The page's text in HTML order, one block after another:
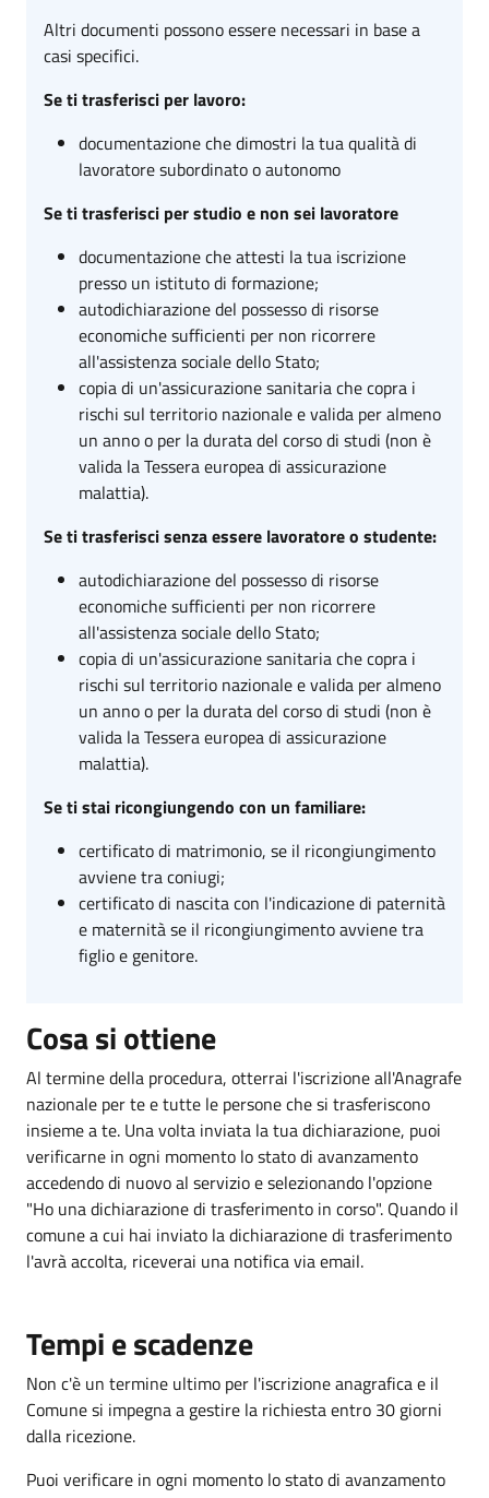
Altri documenti possono essere necessari in base a
casi specifici.
Se ti trasferisci per lavoro:
documentazione che dimostri la tua qualità di
lavoratore subordinato o autonomo
Se ti trasferisci per studio e non sei lavoratore
documentazione che attesti la tua iscrizione
presso un istituto di formazione;
autodichiarazione del possesso di risorse
economiche sufficienti per non ricorrere
all'assistenza sociale dello Stato;
copia di un'assicurazione sanitaria che copra i
rischi sul territorio nazionale e valida per almeno
un anno o per la durata del corso di studi (non è
valida la Tessera europea di assicurazione
malattia).
Se ti trasferisci senza essere lavoratore o studente:
autodichiarazione del possesso di risorse
economiche sufficienti per non ricorrere
all'assistenza sociale dello Stato;
copia di un'assicurazione sanitaria che copra i
rischi sul territorio nazionale e valida per almeno
un anno o per la durata del corso di studi (non è
valida la Tessera europea di assicurazione
malattia).
Se ti stai ricongiungendo con un familiare:
certificato di matrimonio, se il ricongiungimento
avviene tra coniugi;
certificato di nascita con l'indicazione di paternità
e maternità se il ricongiungimento avviene tra
figlio e genitore.
Cosa si ottiene
Al termine della procedura, otterrai l'iscrizione all'Anagrafe
nazionale per te e tutte le persone che si trasferiscono
insieme a te. Una volta inviata la tua dichiarazione, puoi
verificarne in ogni momento lo stato di avanzamento
accedendo di nuovo al servizio e selezionando l'opzione
"Ho una dichiarazione di trasferimento in corso". Quando il
comune a cui hai inviato la dichiarazione di trasferimento
l'avrà accolta, riceverai una notifica via email.
Tempi e scadenze
Non c'è un termine ultimo per l'iscrizione anagrafica e il
Comune si impegna a gestire la richiesta entro 30 giorni
dalla ricezione.
Puoi verificare in ogni momento lo stato di avanzamento